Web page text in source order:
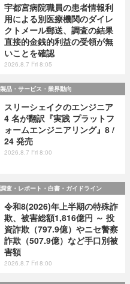
宇都宮病院職員の患者情報利
用による別医療機関のダイレ
クトメール郵送、調査の結果
直接的金銭的利益の受領が無
いことを確認
2026.8.7 Fri 8:05
製品・サービス・業界動向
スリーシェイクのエンジニア
4 名が翻訳『実践 プラットフ
ォームエンジニアリング』8 /
24 発売
2026.8.7 Fri 8:00
調査・レポート・白書・ガイドライン
令和8(2026)年上半期の特殊詐
欺、被害総額1,816億円 ～ 投
資詐欺（797.9億）やニセ警察
詐欺（507.9億）など手口別被
害額
2026.8.7 Fri 8:00